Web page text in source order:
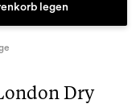
legen
Dry